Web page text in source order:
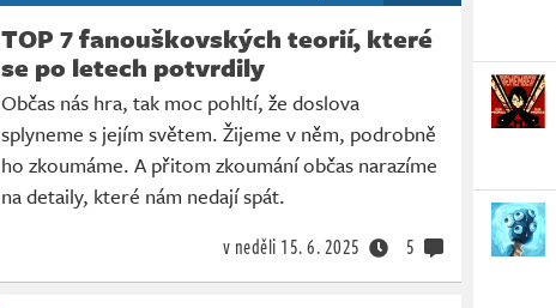
TOP 7 fanouškovských teorií, které
se po letech potvrdily
Občas nás hra, tak moc pohltí, že doslova
splyneme s jejím světem. Žijeme v něm, podrobně
ho zkoumáme. A přitom zkoumání občas narazíme
na detaily, které nám nedají spát.
v neděli 15. 6. 2025 5